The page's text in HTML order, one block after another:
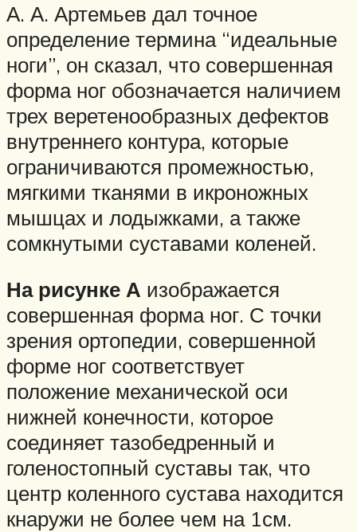
А. А. Артемьев дал точное
определение термина “идеальные
ноги”, он сказал, что совершенная
форма ног обозначается наличием
трех веретенообразных дефектов
внутреннего контура, которые
ограничиваются промежностью,
мягкими тканями в икроножных
мышцах и лодыжками, а также
сомкнутыми суставами коленей.
На рисунке А изображается
совершенная форма ног. С точки
зрения ортопедии, совершенной
форме ног соответствует
положение механической оси
нижней конечности, которое
соединяет тазобедренный и
голеностопный суставы так, что
центр коленного сустава находится
кнаружи не более чем на 1см.